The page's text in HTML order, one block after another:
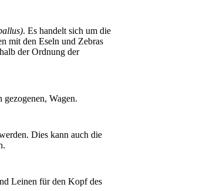
. Es handelt sich um die
mit den Eseln und Zebras
der Ordnung der
Wagen.
Dies kann auch die
Leinen für den Kopf des